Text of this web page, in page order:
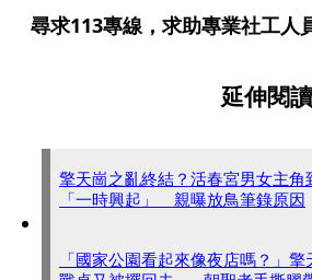
尋求113專線，求助專業社工人
延伸閱讀
擎天崗之亂終結？活春宮男女主角
「一時興起」 親曝放鳥筆錄原因
「國家公園看起來像夜店嗎？」擎